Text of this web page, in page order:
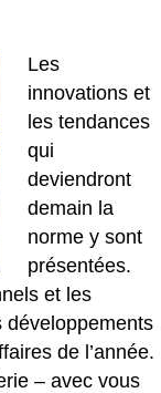
Les
innovations et
les tendances
qui
deviendront
demain la
norme y sont
présentées.
et les
développements
de l’année.
– avec vous